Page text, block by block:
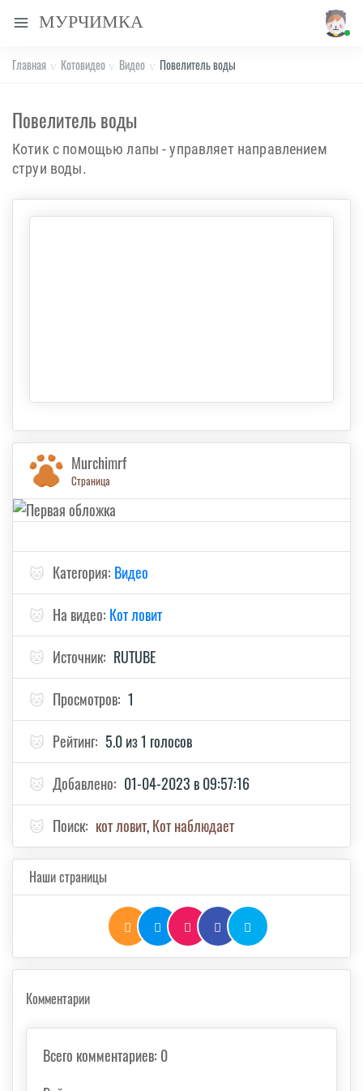
МУРЧИМКА
Главная Котовидео Видео Повелитель воды
Повелитель воды
Котик с помощью лапы - управляет направлением
струи воды.
Murchimrf
Страница
🐱 Категория: Видео
🐱 На видео: Кот ловит
🐱 Источник: RUTUBE
🐱 Просмотров: 1
🐱 Рейтинг: 5.0 из 1 голосов
🐱 Добавлено: 01-04-2023 в 09:57:16
🐱 Поиск: кот ловит,Кот наблюдает
Наши страницы
Комментарии
Всего комментариев: 0